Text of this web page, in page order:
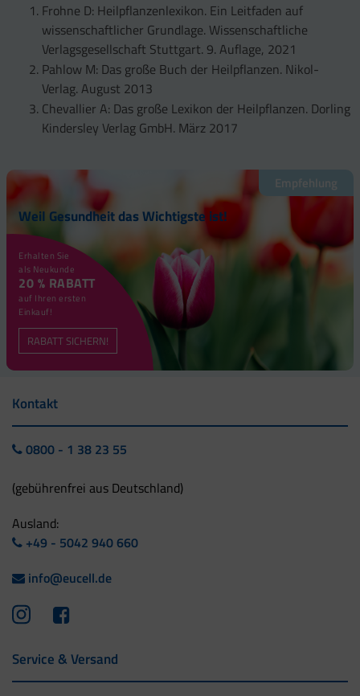
Frohne D: Heilpflanzenlexikon. Ein Leitfaden auf
wissenschaftlicher Grundlage. Wissenschaftliche
Verlagsgesellschaft Stuttgart. 9. Auflage, 2021
Pahlow M: Das große Buch der Heilpflanzen. Nikol-
Verlag. August 2013
Chevallier A: Das große Lexikon der Heilpflanzen. Dorling
Kindersley Verlag GmbH. März 2017
Empfehlung
Weil Gesundheit das Wichtigste ist!
Erhalten Sie
als Neukunde
20 % RABATT
auf Ihren ersten
Einkauf!
RABATT SICHERN!
Kontakt
0800 - 1 38 23 55
(gebührenfrei aus Deutschland)
Ausland:
+49 - 5042 940 660
info@eucell.de
Service & Versand